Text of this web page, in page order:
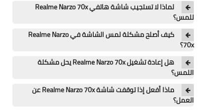
العاب
تطبيقات
لماذا لا تستجيب شاشة هاتفي Realme Narzo 70x
للمس؟
كيف أصلح مشكلة لمس الشاشة في Realme Narzo
70x؟
هل إعادة تشغيل Realme Narzo 70x يحل مشكلة
اللمس؟
ماذا أفعل إذا توقفت شاشة Realme Narzo 70x عن
العمل؟